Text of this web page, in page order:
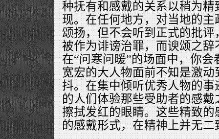
种抚有和感戴的关系以稍为
现。在任何地方，对当地的
颂扬，但不会听到正式的批
被作为诽谤治罪，而谀颂之
在“问寒问暖”的场面中，你
宽宏的大人物面前不知是激
抖。在集中倾听优秀人物的
的人们体验那些受助者的感
擦拭发红的眼睛。这些精致
的感戴形式，在精神上并无二